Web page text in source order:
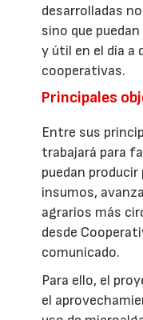
desarrolladas
sino que
y útil en el día a
cooperativas.
Principales
Entre sus
trabajará para
puedan
insumos,
agrarios más
desde
comunicado.
Para ello, el
el